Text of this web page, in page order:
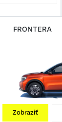
FRONTERA
Zobraziť